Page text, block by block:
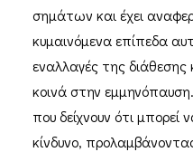
σημάτων και έχει
κυμαινόμενα επίπεδα
εναλλαγές της διάθεσης
κοινά στην
που δείχνουν ότι μπορεί
κίνδυνο,